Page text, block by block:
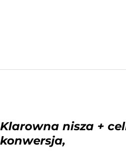
Klarowna nisza +
konwersja,